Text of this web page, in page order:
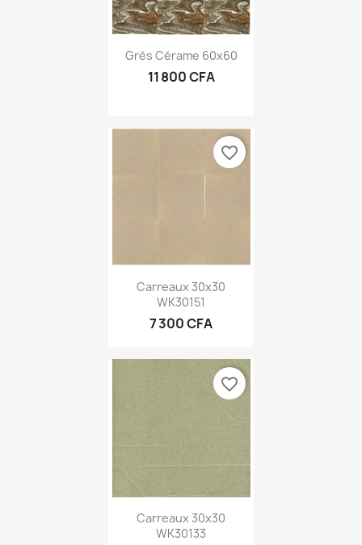
Grès Cérame 60x60
11 800 CFA
Carreaux 30x30
WK30151
7 300 CFA
favorite_border
Carreaux 30x30
WK30133
favorite_border